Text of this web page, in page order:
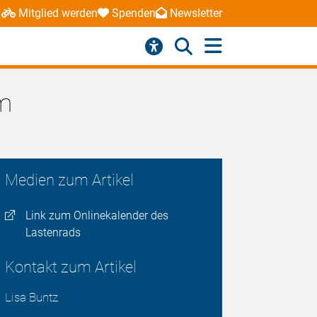
Mitglied werden Spenden Newsletter
Medien zum Artikel
Link zum Onlinekalender des
Lastenrads
Kontakt zum Artikel
Lisa Buntz